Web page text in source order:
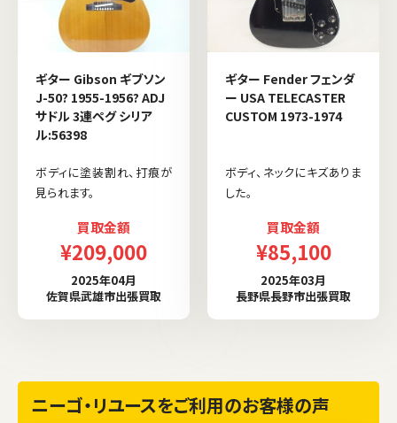
ギター Gibson ギブソン
J-50? 1955-1956? ADJ
サドル 3連ペグ シリア
ル:56398
ボディに塗装割れ、打痕が
見られます。
買取金額
¥209,000
2025年04月
佐賀県武雄市出張買取
ギター Fender フェンダ
ー USA TELECASTER
CUSTOM 1973-1974
ボディ、ネックにキズありま
した。
買取金額
¥85,100
2025年03月
長野県長野市出張買取
ニーゴ・リユースをご利用のお客様の声